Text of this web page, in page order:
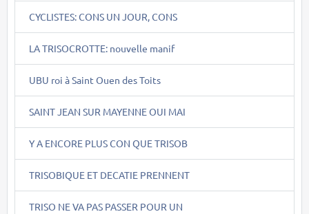
CYCLISTES: CONS UN JOUR, CONS
LA TRISOCROTTE: nouvelle manif
UBU roi à Saint Ouen des Toits
SAINT JEAN SUR MAYENNE OUI MAI
Y A ENCORE PLUS CON QUE TRISOB
TRISOBIQUE ET DECATIE PRENNENT
TRISO NE VA PAS PASSER POUR UN